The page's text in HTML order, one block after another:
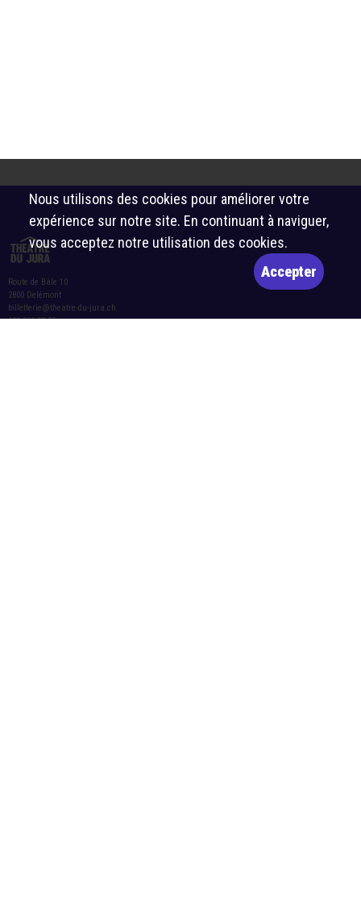
Route de Bâle 10
2800 Delémont
billetterie@theatre-du-jura.ch
032 566 55 55
Nous utilisons des cookies pour améliorer votre
expérience sur notre site. En continuant à naviguer,
vous acceptez notre utilisation des cookies.
Accepter